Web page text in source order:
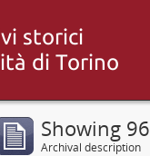
Showing
Archival description